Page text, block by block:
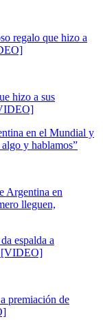
regalo que hizo a
en el Mundial y
y hablamos”
espalda a
[VIDEO]